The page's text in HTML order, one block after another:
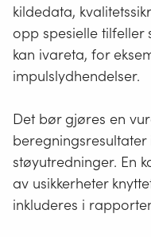
kildedata,
opp spesielle tilfeller
kan ivareta, for
impulslydhendelser.
Det bør gjøres en
støyutredninger. En
av usikkerheter
inkluderes i